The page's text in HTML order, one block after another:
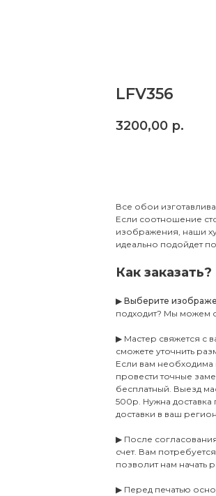
LFV356
3200,00 р.
Все обои
Если соотношение
изображения, наши
идеально подойдет
Как заказать?
▶ Выберите
подходит? Мы можем
▶ Мастер свяжется с
сможете уточнить
Если вам необходима
провести точные
бесплатный. Выезд
500р. Нужна доставка
доставки в ваш
▶ После
счет. Вам
позволит нам начать
▶ Перед печатью